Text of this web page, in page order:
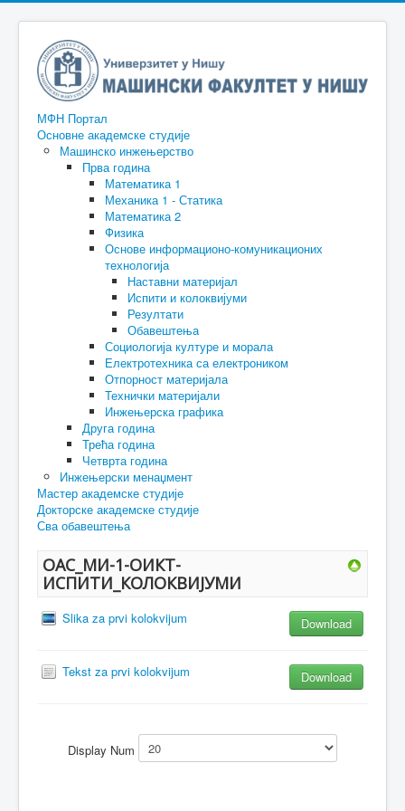
МФН Портал
Основне академске студије
Машинско инжењерство
Прва година
Математика 1
Механика 1 - Статика
Математика 2
Физика
Основе информационо-комуникационих
технологија
Наставни материјал
Испити и колоквијуми
Резултати
Обавештења
Социологија културе и морала
Електротехника са електроником
Отпорност материјала
Технички материјали
Инжењерска графика
Друга година
Трећа година
Четврта година
Инжењерски менаџмент
Мастер академске студије
Докторске академске студије
Сва обавештења
ОАС_МИ-1-ОИКТ-
ИСПИТИ_КОЛОКВИЈУМИ
Slika za prvi kolokvijum Download
Tekst za prvi kolokvijum Download
Display Num